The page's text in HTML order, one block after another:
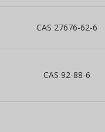
CAS 27676-62-6
CAS 92-88-6